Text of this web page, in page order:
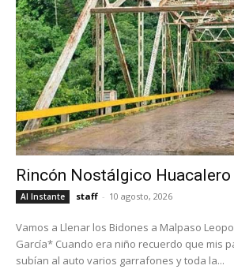
Rincón Nostálgico Huacalero
Al Instante staff - 10 agosto, 2026
Vamos a Llenar los Bidones a Malpaso
García* Cuando era niño recuerdo que mis padres asiduamente
subían al auto varios garrafones y toda la...